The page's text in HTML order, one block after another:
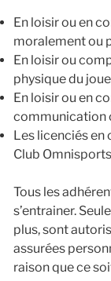
En loisir ou en
moralement ou
En loisir ou
physique du
En loisir ou en
communication
Les licenciés
Club
Tous les
s’entrainer.
plus, sont
assurées
raison que ce